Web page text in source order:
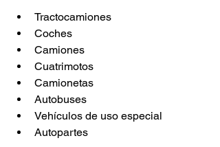
Tractocamiones
Coches
Camiones
Cuatrimotos
Camionetas
Autobuses
Vehículos de uso especial
Autopartes